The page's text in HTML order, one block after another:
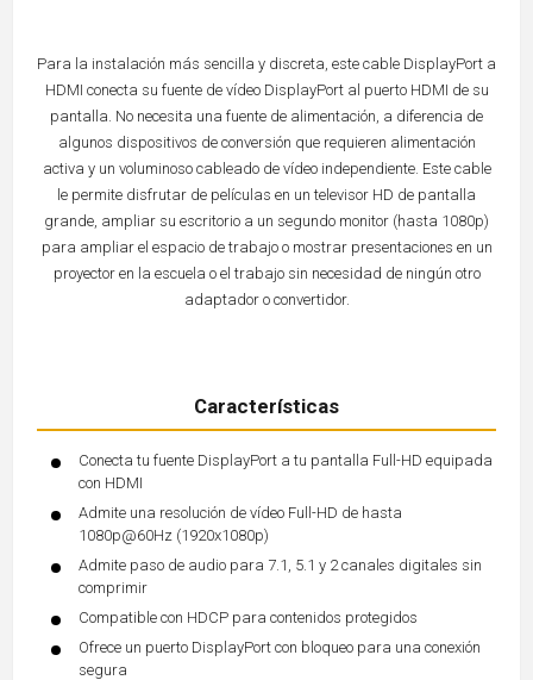
Para la instalación más sencilla y discreta, este cable DisplayPort a
HDMI conecta su fuente de vídeo DisplayPort al puerto HDMI de su
pantalla. No necesita una fuente de alimentación, a diferencia de
algunos dispositivos de conversión que requieren alimentación
activa y un voluminoso cableado de vídeo independiente. Este cable
le permite disfrutar de películas en un televisor HD de pantalla
grande, ampliar su escritorio a un segundo monitor (hasta 1080p)
para ampliar el espacio de trabajo o mostrar presentaciones en un
proyector en la escuela o el trabajo sin necesidad de ningún otro
adaptador o convertidor.
Características
Conecta tu fuente DisplayPort a tu pantalla Full-HD equipada
con HDMI
Admite una resolución de vídeo Full-HD de hasta
1080p@60Hz (1920x1080p)
Admite paso de audio para 7.1, 5.1 y 2 canales digitales sin
comprimir
Compatible con HDCP para contenidos protegidos
Ofrece un puerto DisplayPort con bloqueo para una conexión
segura